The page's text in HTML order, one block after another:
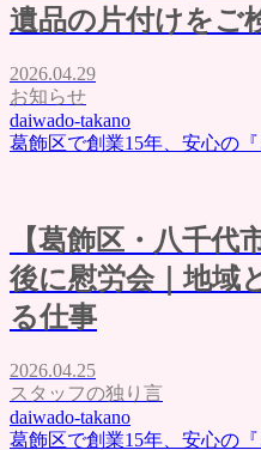
遺品の片付けをご
2026.04.29
お知らせ
daiwado-takano
葛飾区で創業15年、安心の
【葛飾区・八千代
後に慰労会｜地域
る仕事
2026.04.25
スタッフの独り言
daiwado-takano
葛飾区で創業15年、安心の